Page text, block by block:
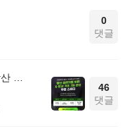
0
댓글
🎁2기🎁<방산 입문자를 위한 K-방산 기초 3일 완성 무료 스터디> 모집 중!
46
댓글